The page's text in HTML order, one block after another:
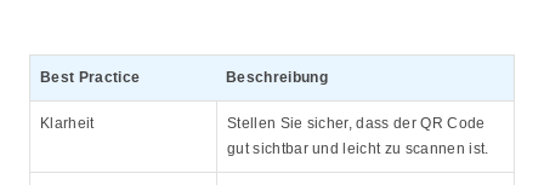
Best Practice Beschreibung
Klarheit
Stellen Sie sicher, dass der QR Code
gut sichtbar und leicht zu scannen ist.